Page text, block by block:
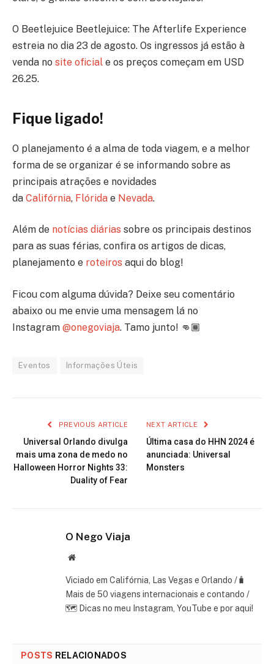
O Beetlejuice Beetlejuice: The Afterlife Experience
estreia no dia 23 de agosto. Os ingressos já estão à
venda no site oficial e os preços começam em USD
26.25.
Fique ligado!
O planejamento é a alma de toda viagem, e a melhor
forma de se organizar é se informando sobre as
principais atrações e novidades
da Califórnia, Flórida e Nevada.
Além de notícias diárias sobre os principais destinos
para as suas férias, confira os artigos de dicas,
planejamento e roteiros aqui do blog!
Ficou com alguma dúvida? Deixe seu comentário
abaixo ou me envie uma mensagem lá no
Instagram @onegoviaja. Tamo junto! 👊🏾
Eventos Informações Úteis
PREVIOUS ARTICLE
Universal Orlando divulga
mais uma zona de medo no
Halloween Horror Nights 33:
Duality of Fear
NEXT ARTICLE
Última casa do HHN 2024 é
anunciada: Universal
Monsters
O Nego Viaja
Website
Viciado em Califórnia, Las Vegas e Orlando /🧳
Mais de 50 viagens internacionais e contando /
🗺 Dicas no meu Instagram, YouTube e por aqui!
POSTS RELACIONADOS